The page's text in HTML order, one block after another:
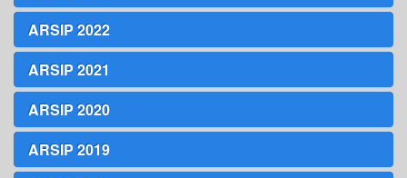
ARSIP 2022
ARSIP 2021
ARSIP 2020
ARSIP 2019